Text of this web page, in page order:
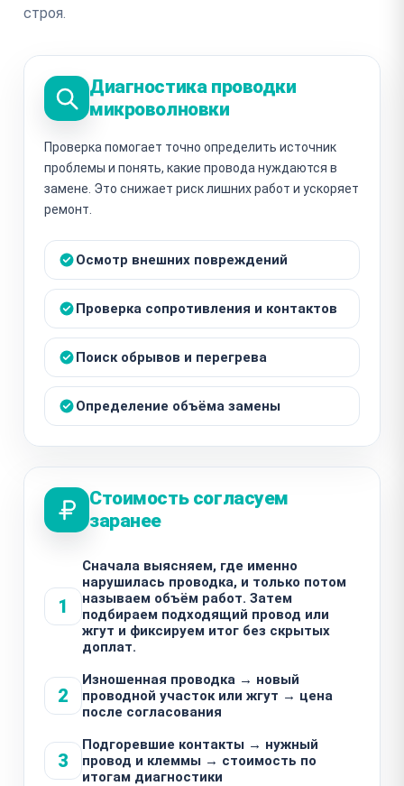
строя.
Диагностика проводки
микроволновки
Проверка помогает точно определить источник
проблемы и понять, какие провода нуждаются в
замене. Это снижает риск лишних работ и ускоряет
ремонт.
Осмотр внешних повреждений
Проверка сопротивления и контактов
Поиск обрывов и перегрева
Определение объёма замены
Стоимость согласуем
заранее
1
Сначала выясняем, где именно
нарушилась проводка, и только потом
называем объём работ. Затем
подбираем подходящий провод или
жгут и фиксируем итог без скрытых
доплат.
2
Изношенная проводка → новый
проводной участок или жгут → цена
после согласования
3
Подгоревшие контакты → нужный
провод и клеммы → стоимость по
итогам диагностики